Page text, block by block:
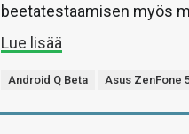
beetatestaamisen myös
Lue lisää
Android Q Beta Asus ZenFone